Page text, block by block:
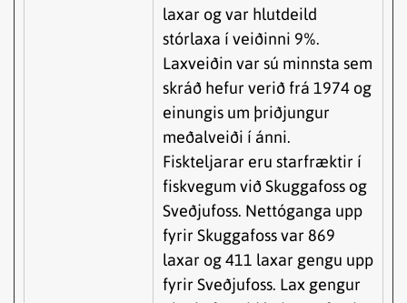
laxar og var hlutdeild
stórlaxa í veiðinni 9%.
Laxveiðin var sú minnsta sem
skráð hefur verið frá 1974 og
einungis um þriðjungur
meðalveiði í ánni.
Fiskteljarar eru starfræktir í
fiskvegum við Skuggafoss og
Sveðjufoss. Nettóganga upp
fyrir Skuggafoss var 869
laxar og 411 laxar gengu upp
fyrir Sveðjufoss. Lax gengur